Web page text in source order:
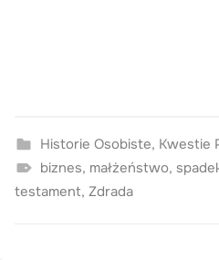
Historie Osobiste, Kwestie
biznes, małżeństwo,
testament, Zdrada